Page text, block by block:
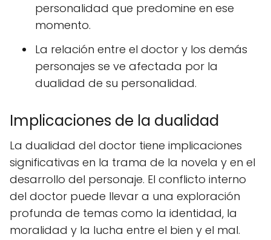
personalidad que predomine en ese
momento.
La relación entre el doctor y los demás
personajes se ve afectada por la
dualidad de su personalidad.
Implicaciones de la dualidad
La dualidad del doctor tiene implicaciones
significativas en la trama de la novela y en el
desarrollo del personaje. El conflicto interno
del doctor puede llevar a una exploración
profunda de temas como la identidad, la
moralidad y la lucha entre el bien y el mal.